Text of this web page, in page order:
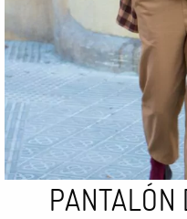
PANTALÓN